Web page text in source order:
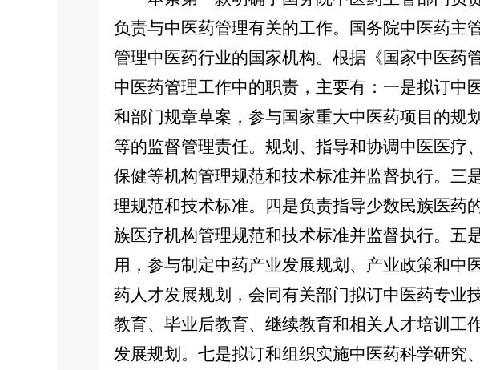
负责与中医药管理有关的工作。国务院中医药主
管理中医药行业的国家机构。根据《国家中医药
中医药管理工作中的职责，主要有：一是拟订中
和部门规章草案，参与国家重大中医药项目的规
等的监督管理责任。规划、指导和协调中医医疗
保健等机构管理规范和技术标准并监督执行。三
理规范和技术标准。四是负责指导少数民族医药
族医疗机构管理规范和技术标准并监督执行。五
用，参与制定中药产业发展规划、产业政策和中
药人才发展规划，会同有关部门拟订中医药专业
教育、毕业后教育、继续教育和相关人才培训工
发展规划。七是拟订和组织实施中医药科学研究